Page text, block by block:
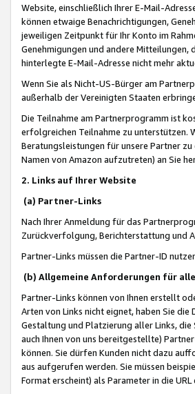
Website, einschließlich Ihrer E-Mail-
können etwaige Benachrichtigungen,
jeweiligen Zeitpunkt für Ihr Konto im
Genehmigungen und andere
hinterlegte E-Mail-Adresse nicht mehr
Wenn Sie als Nicht-US-Bürger am
außerhalb der Vereinigten Staaten
Die Teilnahme am Partnerprogramm ist
erfolgreichen Teilnahme zu unterstützen.
Beratungsleistungen für unsere Partner
Namen von Amazon aufzutreten) an Sie
2. Links auf Ihrer Website
(a) Partner-Links
Nach Ihrer Anmeldung für das
Zurückverfolgung, Berichterstattung und
Partner-Links müssen die Partner-ID
(b) Allgemeine Anforderungen für
Partner-Links können von Ihnen erstellt
Arten von Links nicht eignet, haben Sie
Gestaltung und Platzierung aller Links,
auch Ihnen von uns bereitgestellte)
können. Sie dürfen Kunden nicht dazu
aus aufgerufen werden. Sie müssen
Format erscheint) als Parameter in die